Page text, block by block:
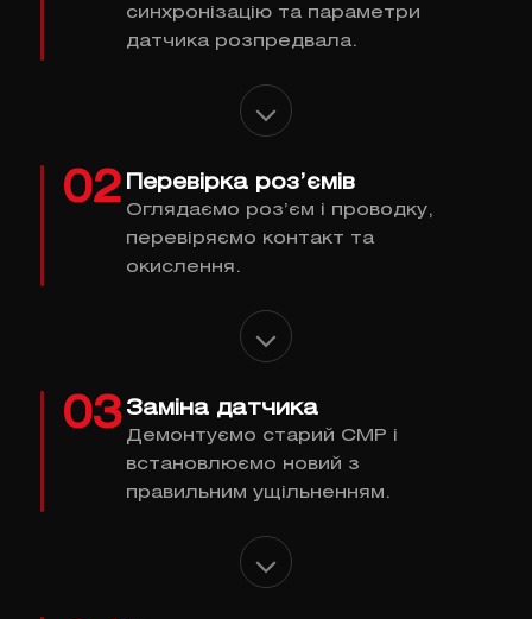
синхронізацію та параметри
датчика розпредвала.
02 Перевірка роз’ємів
Оглядаємо роз’єм і проводку,
перевіряємо контакт та
окислення.
03 Заміна датчика
Демонтуємо старий CMP і
встановлюємо новий з
правильним ущільненням.